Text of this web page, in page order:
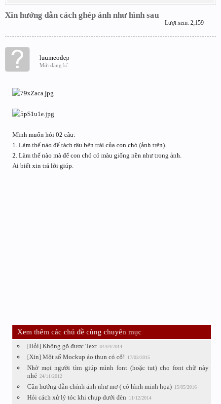
Xin hướng dẫn cách ghép ảnh như hình sau
Lượt xem: 2,159
luumeodep
Mới đăng kí
Mình muốn hỏi 02 câu:
1. Làm thế nào để tách râu bên trái của con chó (ảnh trên).
2. Làm thế nào mà để con chó có màu giống nền như trong ảnh.
Ai biết xin trả lời giúp.
Xem thêm các chủ đề cùng chuyên mục
[Hỏi] Không gõ được Text 04/04/2014
[Xin] Một số Mockup áo thun có cổ! 17/03/2015
Nhờ mọi người tìm giúp mình font (hoặc tut) cho font chữ này
nhé 24/11/2012
Cần hướng dẫn chỉnh ảnh như mơ ( có hình minh họa) 15/05/2016
Hỏi cách xử lý tóc khi chụp dưới đèn 11/12/2014